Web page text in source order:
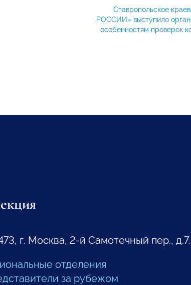
Ставропольское
РОССИИ» выступило
особенностям проверок
г. Москва, 2-й Самотечный пер., д.7.
отделения
за рубежом